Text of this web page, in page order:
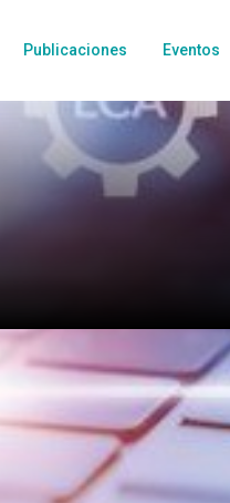
Publicaciones Eventos